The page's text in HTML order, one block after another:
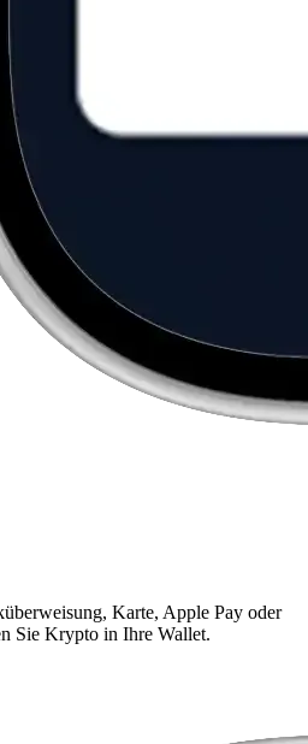
Karte, Apple Pay oder
Sie Krypto in Ihre Wallet.